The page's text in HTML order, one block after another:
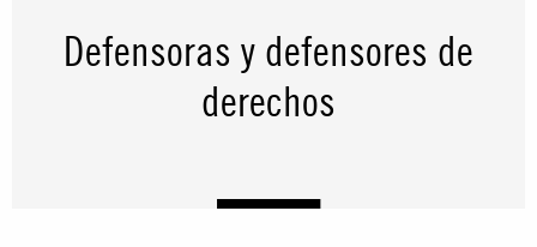
Defensoras y defensores de
derechos